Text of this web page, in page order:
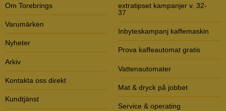
Om Torebrings
Varumärken
Nyheter
Arkiv
Kontakta oss direkt
Kundtjänst
extratipset kampanjer v. 32-
37
Inbyteskampanj kaffemaskin
Prova kaffeautomat gratis
Vattenautomater
Mat & dryck på jobbet
Service & operating